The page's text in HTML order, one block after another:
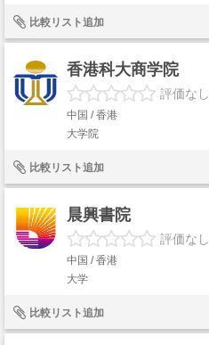
比較リスト追加
香港科大商学院
評価なし
中国 / 香港
大学院
比較リスト追加
晨興書院
評価なし
中国 / 香港
大学
比較リスト追加